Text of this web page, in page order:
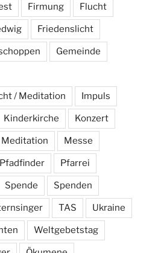
Firmung Flucht
Friedenslicht
Gemeinde
/ Meditation Impuls
Kinderkirche Konzert
Meditation Messe
Pfadfinder Pfarrei
Spende Spenden
TAS Ukraine
Weltgebetstag